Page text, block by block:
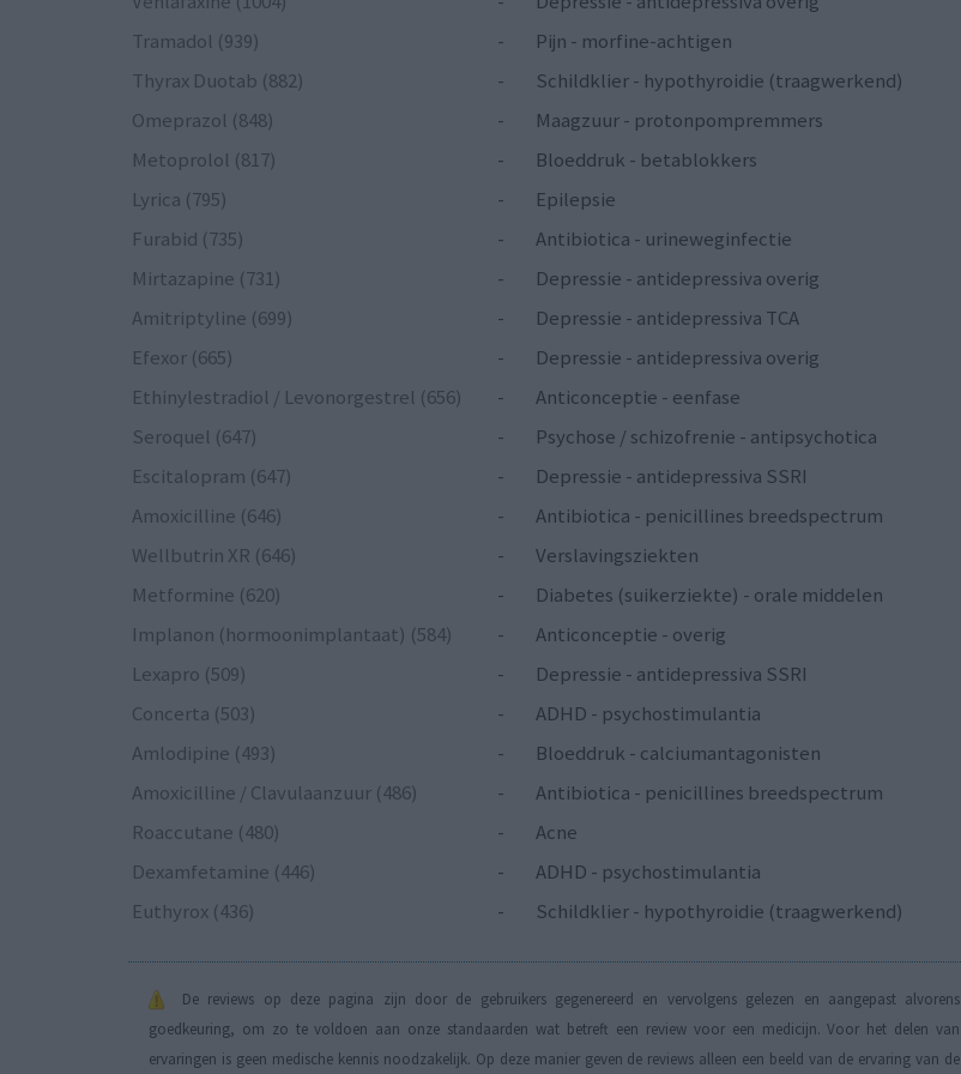
Tramadol (939)
-
Pijn - morfine-achtigen
Thyrax Duotab (882)
-
Schildklier - hypothyroidie (traagwerkend)
Omeprazol (848)
-
Maagzuur - protonpompremmers
Metoprolol (817)
-
Bloeddruk - betablokkers
Lyrica (795)
-
Epilepsie
Furabid (735)
-
Antibiotica - urineweginfectie
Mirtazapine (731)
-
Depressie - antidepressiva overig
Amitriptyline (699)
-
Depressie - antidepressiva TCA
Efexor (665)
-
Depressie - antidepressiva overig
Ethinylestradiol / Levonorgestrel (656)
-
Anticonceptie - eenfase
Seroquel (647)
-
Psychose / schizofrenie - antipsychotica
Escitalopram (647)
-
Depressie - antidepressiva SSRI
Amoxicilline (646)
-
Antibiotica - penicillines breedspectrum
Wellbutrin XR (646)
-
Verslavingsziekten
Metformine (620)
-
Diabetes (suikerziekte) - orale middelen
Implanon (hormoonimplantaat) (584)
-
Anticonceptie - overig
Lexapro (509)
-
Depressie - antidepressiva SSRI
Concerta (503)
-
ADHD - psychostimulantia
Amlodipine (493)
-
Bloeddruk - calciumantagonisten
Amoxicilline / Clavulaanzuur (486)
-
Antibiotica - penicillines breedspectrum
Roaccutane (480)
-
Acne
Dexamfetamine (446)
-
ADHD - psychostimulantia
Euthyrox (436)
- Schildklier - hypothyroidie (traagwerkend)
De reviews op deze pagina zijn door de gebruikers gegenereerd en vervolgens gelezen en aangepast alvorens
goedkeuring, om zo te voldoen aan onze standaarden wat betreft een review voor een medicijn. Voor het delen van
ervaringen is geen medische kennis noodzakelijk. Op deze manier geven de reviews alleen een beeld van de ervaring van de